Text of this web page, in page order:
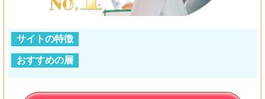
サイトの特徴
おすすめの層